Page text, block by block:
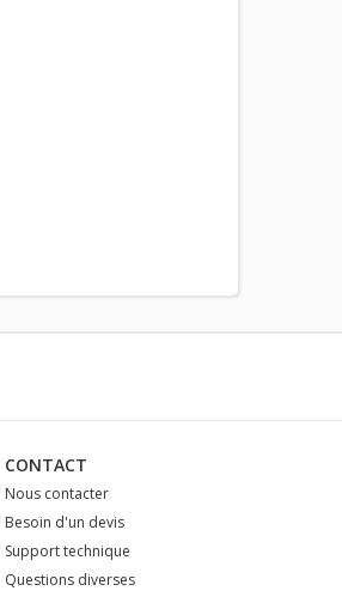
CONTACT
Nous contacter
Besoin d'un devis
Support technique
Questions diverses